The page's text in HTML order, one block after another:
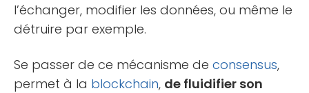
l’échanger, modifier les données, ou même le
détruire par exemple.
Se passer de ce mécanisme de consensus,
permet à la blockchain, de fluidifier son